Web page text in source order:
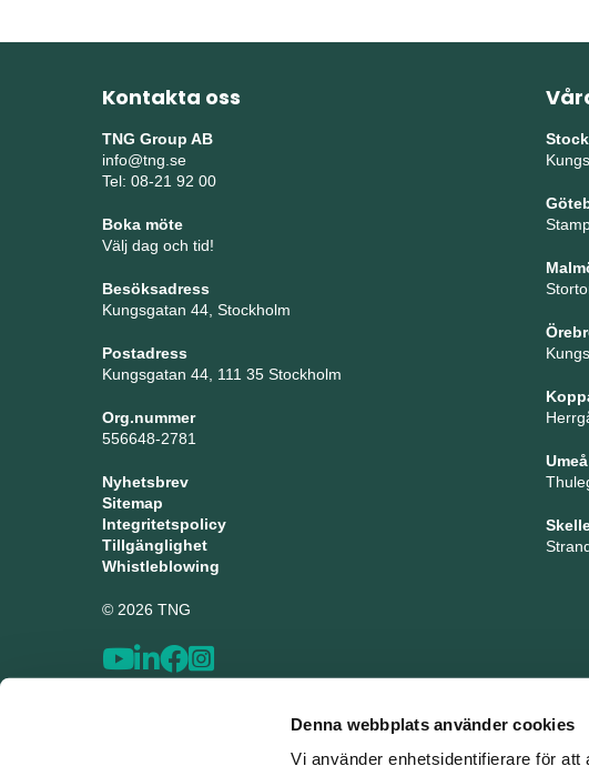
Denna webbplats använder cookies
Vi använder enhetsidentifierare för
Kontakta oss
TNG Group AB
info@tng.se
Tel: 08-21 92 00
Boka möte
Välj dag och tid!
Besöksadress
Kungsgatan 44, Stockholm
Postadress
Kungsgatan 44, 111 35 Stockholm
Org.nummer
556648-2781
Nyhetsbrev
Sitemap
Integritetspolicy
Tillgänglighet
Whistleblowing
© 2026 TNG
Umeå